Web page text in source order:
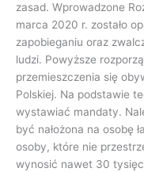
zasad. Wprowadzone
marca 2020 r. zostało
zapobieganiu oraz
ludzi. Powyższe
przemieszczenia się
Polskiej. Na podstawie
wystawiać mandaty.
być nałożona na osobę
osoby, które nie
wynosić nawet 30